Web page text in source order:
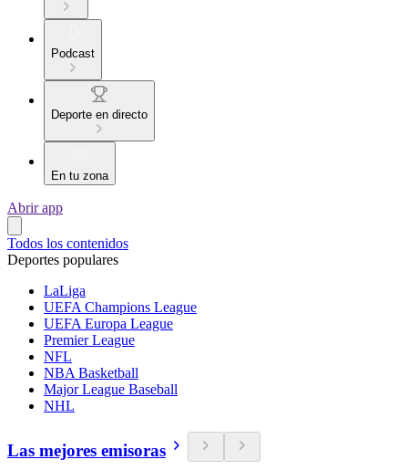
Podcast
Deporte en directo
En tu zona
Abrir app
Todos los contenidos
Deportes populares
LaLiga
UEFA Champions League
UEFA Europa League
Premier League
NFL
NBA Basketball
Major League Baseball
NHL
Las mejores emisoras